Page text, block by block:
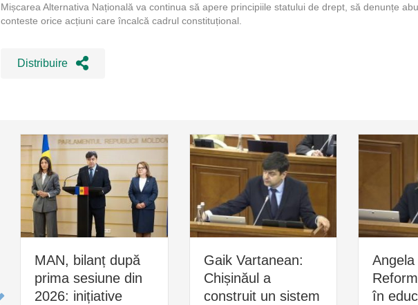
Mișcarea Alternativa Națională va continua să apere principiile statului de drept, să denunțe
conteste orice acțiuni care încalcă cadrul constituțional.
Distribuire
MAN, bilanț după
prima sesiune din
2026: inițiative
Gaik Vartanean:
Chișinăul a
construit un sistem
în